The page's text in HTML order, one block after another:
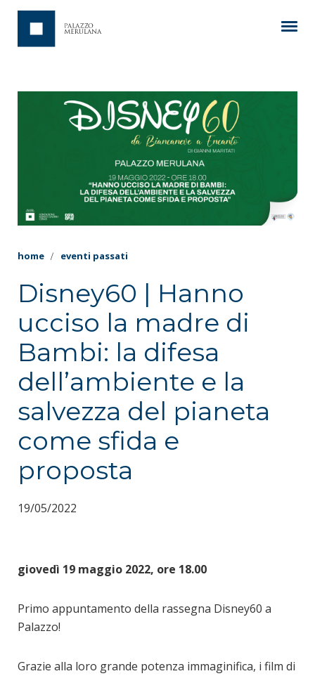
home eventi passati
Disney60 | Hanno
ucciso la madre di
Bambi: la difesa
dell’ambiente e la
salvezza del pianeta
come sfida e
proposta
19/05/2022
giovedì 19 maggio 2022, ore 18.00
Primo appuntamento della rassegna Disney60 a
Palazzo!
Grazie alla loro grande potenza immaginifica, i film di